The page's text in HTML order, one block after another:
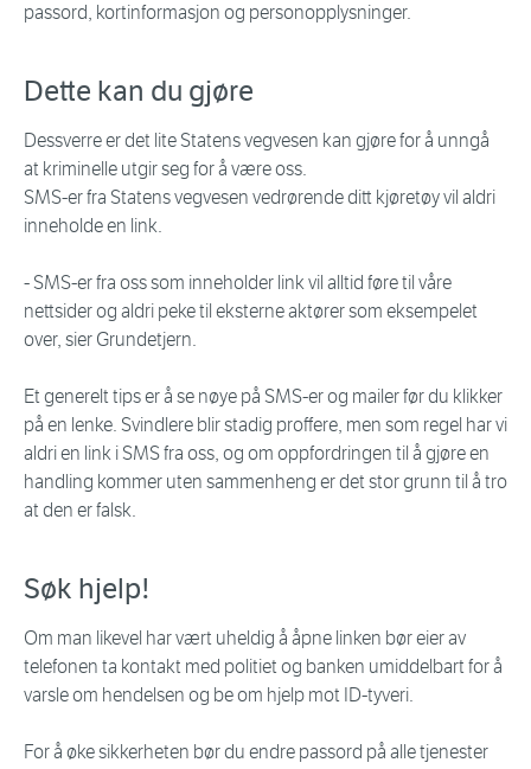
passord, kortinformasjon og personopplysninger.
Dette kan du gjøre
Dessverre er det lite Statens vegvesen kan gjøre for å unngå
at kriminelle utgir seg for å være oss.
SMS-er fra Statens vegvesen vedrørende ditt kjøretøy vil aldri
inneholde en link.
- SMS-er fra oss som inneholder link vil alltid føre til våre
nettsider og aldri peke til eksterne aktører som eksempelet
over, sier Grundetjern.
Et generelt tips er å se nøye på SMS-er og mailer før du klikker
på en lenke. Svindlere blir stadig proffere, men som regel har vi
aldri en link i SMS fra oss, og om oppfordringen til å gjøre en
handling kommer uten sammenheng er det stor grunn til å tro
at den er falsk.
Søk hjelp!
Om man likevel har vært uheldig å åpne linken bør eier av
telefonen ta kontakt med politiet og banken umiddelbart for å
varsle om hendelsen og be om hjelp mot ID-tyveri.
For å øke sikkerheten bør du endre passord på alle tjenester